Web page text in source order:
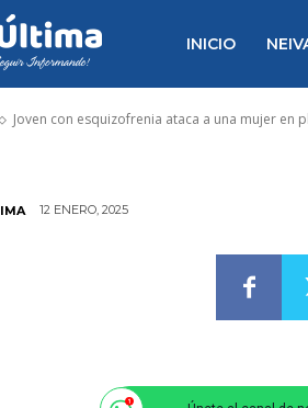
INICIO
Joven con esquizofrenia ataca a una mujer en
mujer
12 ENERO, 2025